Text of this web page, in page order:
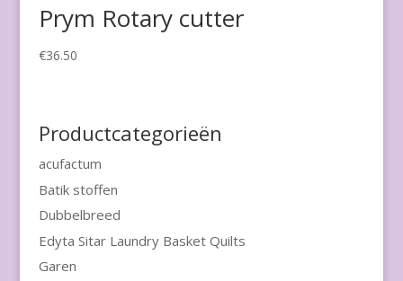
Prym Rotary cutter
€36.50
Productcategorieën
acufactum
Batik stoffen
Dubbelbreed
Edyta Sitar Laundry Basket Quilts
Garen